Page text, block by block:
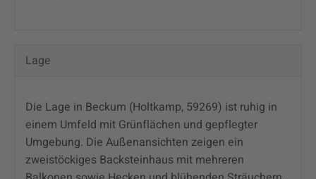
Lage
Die Lage in Beckum (Holtkamp, 59269) ist ruhig in
einem Umfeld mit Grünflächen und gepflegter
Umgebung. Die Außenansichten zeigen ein
zweistöckiges Backsteinhaus mit mehreren